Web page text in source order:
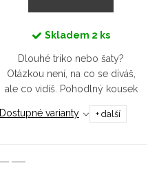
Skladem 2 ks
Dlouhé triko nebo šaty?
Otázkou není, na co se díváš,
ale co vidíš. Pohodlný kousek
pro všechna roční období.
Dostupné varianty + další